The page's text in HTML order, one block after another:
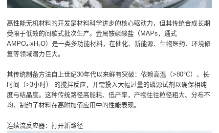
高性能无机材料的开发是材料科学进步的核心驱动力，但其传统合成长期
受限于低效的间歇式批次生产。金属铵磷酸盐（MAPs，通式
AMPO₄·xH₂O）是一类多功能材料，在催化、新能源、生物医药、环境修
复等领域潜力巨大。
其传统制备方法自上世纪30年代以来鲜有突破：依赖高温（>80°C）、长
时间（>3小时） 的搅拌反应，并需投入大幅过量的磷源试剂以确保相纯
度与结晶度。这种传统路径高能耗、低产率，产物往往粒径粗大、分布不
均，制约了材料在高附加值应用中的性能表现。
连续流反应器：打开新路径